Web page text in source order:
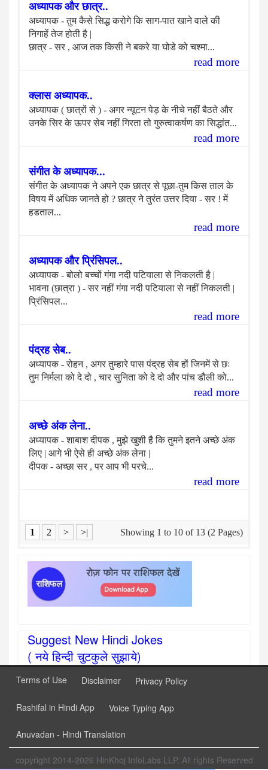
अध्यापक और छात्र..
अध्यापक - तुम कैसे सिद्ध करोगे कि साग-पात खाने वाले की
निगाहें तेज होती है |
छात्र - सर , आज तक किसी ने बकरे या घोडे को चश्मा...
read more
क्लास अध्यापक..
अध्यापक ( छात्रों से ) - अगर न्यूटन पेड़ के नीचे नहीं बैठते और
उनके सिर के ऊपर सेब नहीं गिरता तो गुरुत्वाकर्षण का सिद्धांत...
read more
संगीत के अध्यापक...
संगीत के अध्यापक ने अपने एक छात्र से पूछा-तुम किस ताल के
विषय में अधिक जानते हो ? छात्र ने तुरंत उत्तर दिया - सर ! में
हडताल...
read more
अध्यापक और प्रिंसिपल..
अध्यापक - बोलो बच्चों गंगा नदी पटियाला से निकलती है |
भावना (छात्रा ) - सर नहीं गंगा नदी पटियाला से नहीं निकलती |
प्रिंसिपल...
read more
पंद्रह सेब..
अध्यापक - रोहन , अगर तुम्हारे पास पंद्रह सेब हों जिनमें से छः
तुम निर्मला को दे दो , चार सुनिता को दे दो और पांच डौली को...
read more
अच्छे अंक लेना..
अध्यापक - शाबाश दीपक , मुझे खुशी है कि तुमने इतने अच्छे अंक
लिए | आगे भी ऐसे ही अच्छे अंक लेना |
दीपक - अच्छा सर , पर आप भी परचे...
read more
1 2 > >| Showing 1 to 10 of 13 (2 Pages)
Suggest New Hindi Jokes
( नये हिन्दी चुटकुले सुझाये)
Terms of Use Disclaimer Privacy Policy
Rashifal in Hindi App Voice Typing App
Anuvadan - Hindi Translation
copyright 2014-2026 HinKhoj InfoLabs LLP. All rights Reserved